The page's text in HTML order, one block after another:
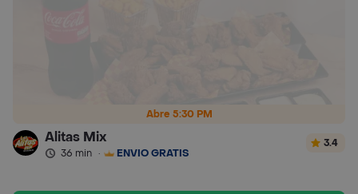
Abre 5:30 PM
Alitas Mix
36 min · ENVÍO GRATIS
3.4